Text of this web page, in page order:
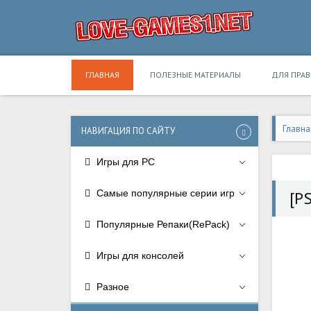
ГЛАВНАЯ ПОЛЕЗНЫЕ МАТЕРИАЛЫ ДЛЯ
НАВИГАЦИЯ ПО САЙТУ
Игры для PC
Самые популярные серии игр
Популярные Репаки(RePack)
Игры для консолей
Разное